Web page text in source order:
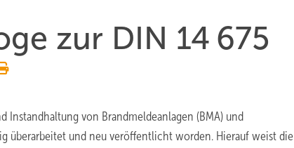
zur DIN 14 675
Instandhaltung von Brandmeldeanlagen (BMA) und
überarbeitet und neu veröffentlicht worden. Hierauf weist die